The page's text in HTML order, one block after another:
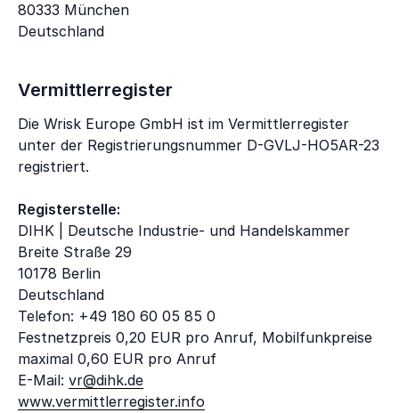
80333 München
Deutschland
Vermittlerregister
Die Wrisk Europe GmbH ist im Vermittlerregister
unter der Registrierungsnummer D-GVLJ-HO5AR-23
registriert.
Registerstelle:
DIHK | Deutsche Industrie- und Handelskammer
Breite Straße 29
10178 Berlin
Deutschland
Telefon: +49 180 60 05 85 0
Festnetzpreis 0,20 EUR pro Anruf, Mobilfunkpreise
maximal 0,60 EUR pro Anruf
E-Mail: vr@dihk.de
www.vermittlerregister.info